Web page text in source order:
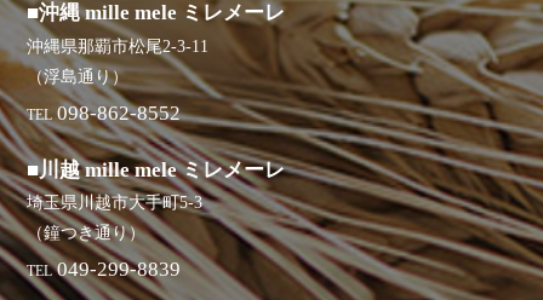
■沖縄 mille mele ミレメーレ
沖縄県那覇市松尾2-3-11
（浮島通り）
TEL 098-862-8552
■川越 mille mele ミレメーレ
埼玉県川越市大手町5-3
（鐘つき通り）
TEL 049-299-8839